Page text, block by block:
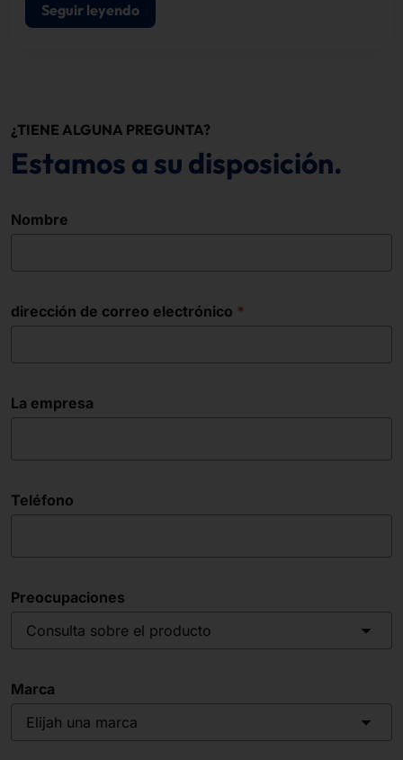
Seguir leyendo
¿TIENE ALGUNA PREGUNTA?
Estamos a su disposición.
Nombre
dirección de correo electrónico
La empresa
Teléfono
Preocupaciones
Consulta sobre el producto
Marca
Elijah una marca